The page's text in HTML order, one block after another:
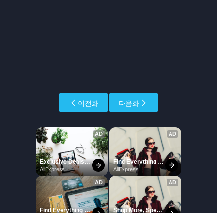
이전화 다음화